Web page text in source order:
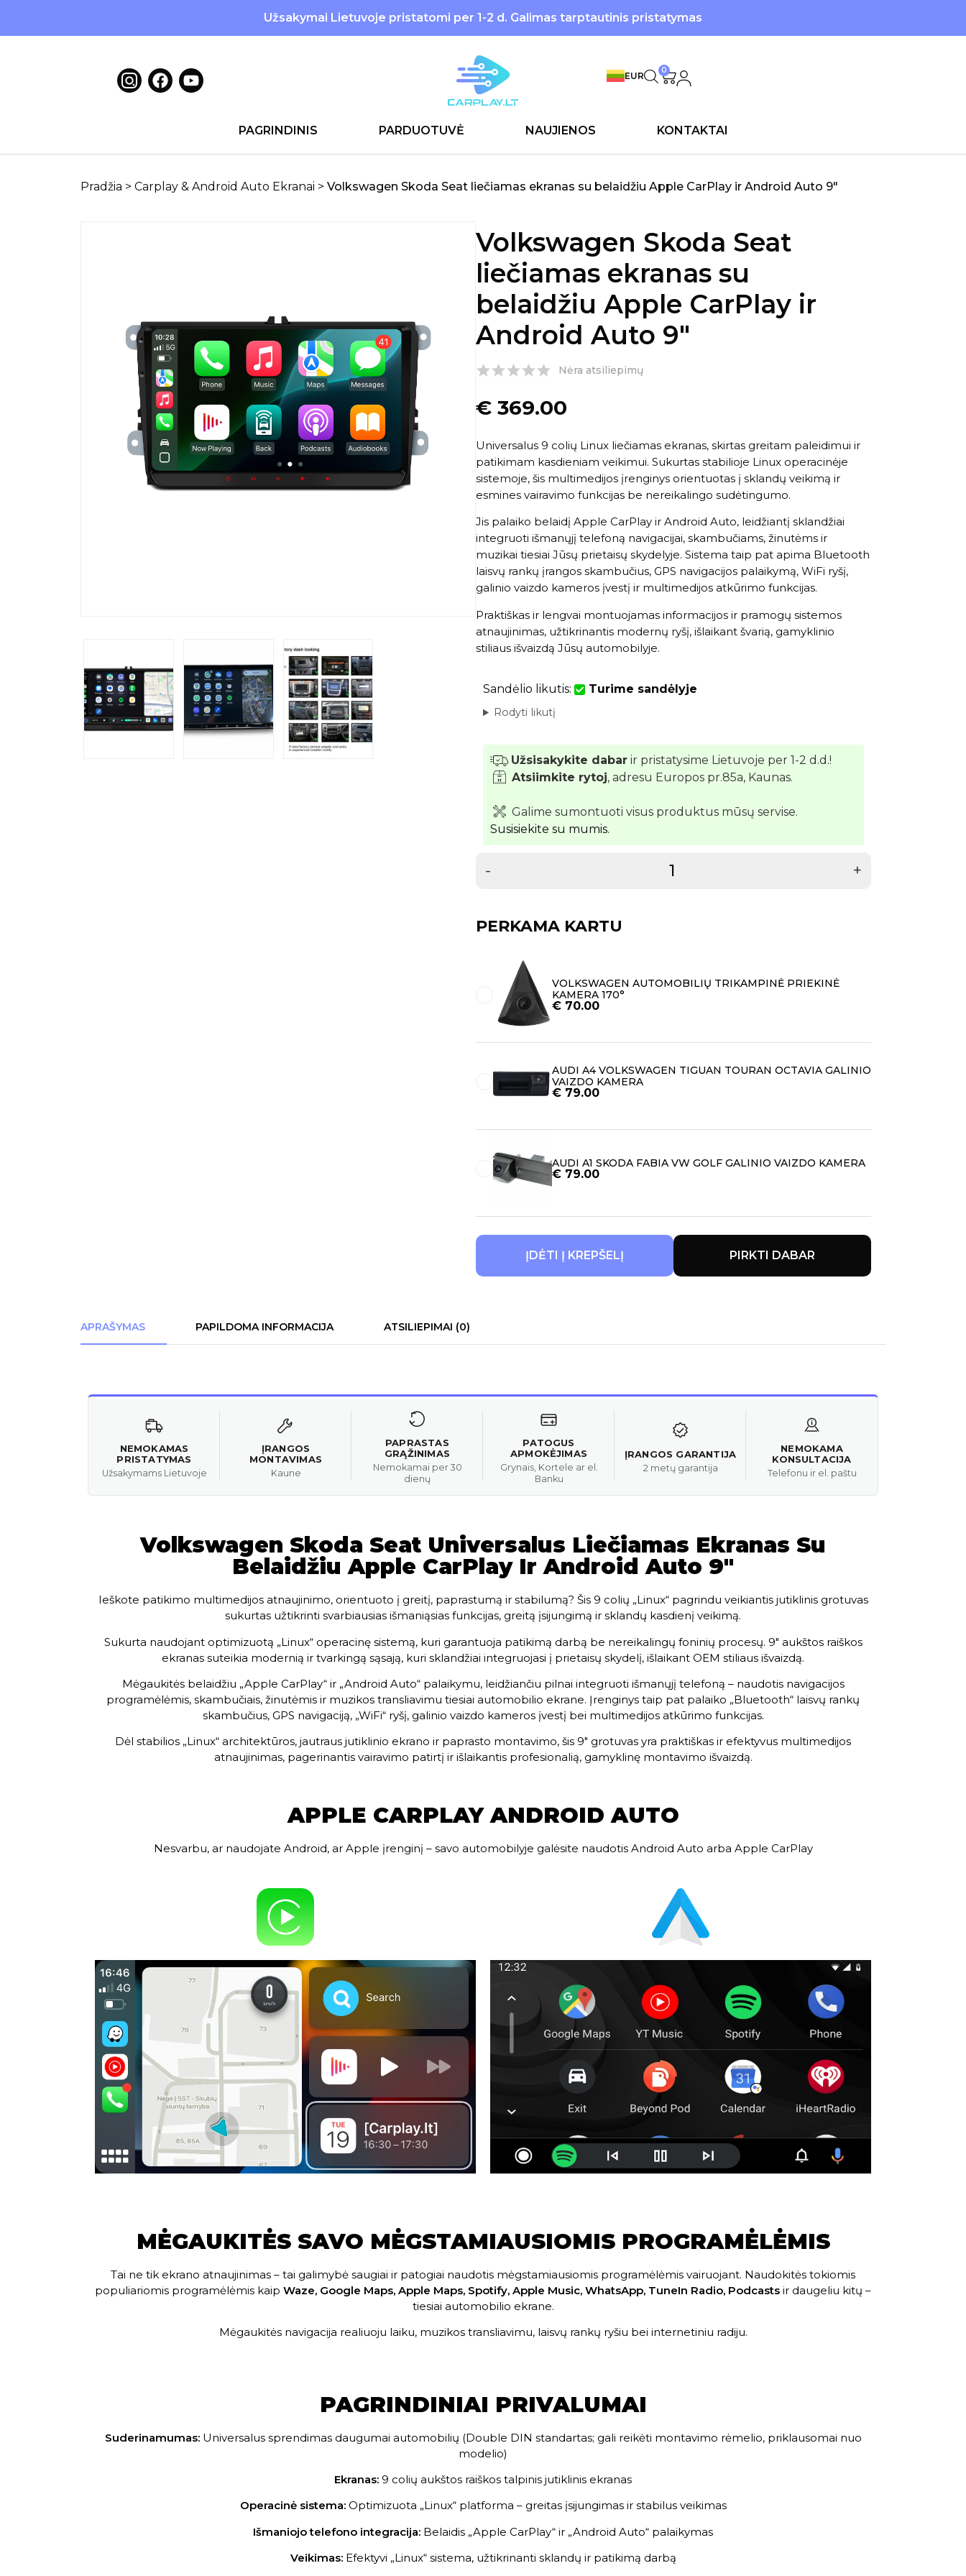
Užsakymai Lietuvoje pristatomi per 1-2 d. Galimas tarptautinis pristatymas
EUR
0
PAGRINDINIS PARDUOTUVĖ NAUJIENOS KONTAKTAI
Pradžia > Carplay & Android Auto Ekranai > Volkswagen Skoda Seat liečiamas ekranas su belaidžiu Apple CarPlay ir Android Auto 9″
Volkswagen Skoda Seat
liečiamas ekranas su
belaidžiu Apple CarPlay ir
Android Auto 9″
Nėra atsiliepimų
€ 369.00
Universalus 9 colių Linux liečiamas ekranas, skirtas greitam paleidimui ir
patikimam kasdieniam veikimui. Sukurtas stabilioje Linux operacinėje
sistemoje, šis multimedijos įrenginys orientuotas į sklandų veikimą ir
esmines vairavimo funkcijas be nereikalingo sudėtingumo.
Jis palaiko belaidį Apple CarPlay ir Android Auto, leidžiantį sklandžiai
integruoti išmanųjį telefoną navigacijai, skambučiams, žinutėms ir
muzikai tiesiai Jūsų prietaisų skydelyje. Sistema taip pat apima Bluetooth
laisvų rankų įrangos skambučius, GPS navigacijos palaikymą, WiFi ryšį,
galinio vaizdo kameros įvestį ir multimedijos atkūrimo funkcijas.
Praktiškas ir lengvai montuojamas informacijos ir pramogų sistemos
atnaujinimas, užtikrinantis modernų ryšį, išlaikant švarią, gamyklinio
stiliaus išvaizdą Jūsų automobilyje.
Sandėlio likutis: Turime sandėlyje
Rodyti likutį
Užsisakykite dabar ir pristatysime Lietuvoje per 1-2 d.d.!
Atsiimkite rytoj, adresu Europos pr.85a, Kaunas.
Galime sumontuoti visus produktus mūsų servise.
Susisiekite su mumis.
- +
PERKAMA KARTU
VOLKSWAGEN AUTOMOBILIŲ TRIKAMPINĖ PRIEKINĖ
KAMERA 170°
€ 70.00
AUDI A4 VOLKSWAGEN TIGUAN TOURAN OCTAVIA GALINIO
VAIZDO KAMERA
€ 79.00
AUDI A1 SKODA FABIA VW GOLF GALINIO VAIZDO KAMERA
€ 79.00
ĮDĖTI Į KREPŠELĮ PIRKTI DABAR
APRAŠYMAS PAPILDOMA INFORMACIJA ATSILIEPIMAI (0)
NEMOKAMAS
PRISTATYMAS
Užsakymams Lietuvoje
ĮRANGOS
MONTAVIMAS
Kaune
PAPRASTAS
GRĄŽINIMAS
Nemokamai per 30
dienų
PATOGUS
APMOKĖJIMAS
Grynais, Kortele ar el.
Banku
ĮRANGOS GARANTIJA
2 metų garantija
NEMOKAMA
KONSULTACIJA
Telefonu ir el. paštu
Volkswagen Skoda Seat Universalus Liečiamas Ekranas Su
Belaidžiu Apple CarPlay Ir Android Auto 9″
Ieškote patikimo multimedijos atnaujinimo, orientuoto į greitį, paprastumą ir stabilumą? Šis 9 colių „Linux“ pagrindu veikiantis jutiklinis grotuvas
sukurtas užtikrinti svarbiausias išmaniąsias funkcijas, greitą įsijungimą ir sklandų kasdienį veikimą.
Sukurta naudojant optimizuotą „Linux“ operacinę sistemą, kuri garantuoja patikimą darbą be nereikalingų foninių procesų. 9″ aukštos raiškos
ekranas suteikia modernią ir tvarkingą sąsają, kuri sklandžiai integruojasi į prietaisų skydelį, išlaikant OEM stiliaus išvaizdą.
Mėgaukitės belaidžiu „Apple CarPlay“ ir „Android Auto“ palaikymu, leidžiančiu pilnai integruoti išmanųjį telefoną – naudotis navigacijos
programėlėmis, skambučiais, žinutėmis ir muzikos transliavimu tiesiai automobilio ekrane. Įrenginys taip pat palaiko „Bluetooth“ laisvų rankų
skambučius, GPS navigaciją, „WiFi“ ryšį, galinio vaizdo kameros įvestį bei multimedijos atkūrimo funkcijas.
Dėl stabilios „Linux“ architektūros, jautraus jutiklinio ekrano ir paprasto montavimo, šis 9″ grotuvas yra praktiškas ir efektyvus multimedijos
atnaujinimas, pagerinantis vairavimo patirtį ir išlaikantis profesionalią, gamyklinę montavimo išvaizdą.
APPLE CARPLAY ANDROID AUTO
Nesvarbu, ar naudojate Android, ar Apple įrenginį – savo automobilyje galėsite naudotis Android Auto arba Apple CarPlay
MĖGAUKITĖS SAVO MĖGSTAMIAUSIOMIS PROGRAMĖLĖMIS
Tai ne tik ekrano atnaujinimas – tai galimybė saugiai ir patogiai naudotis mėgstamiausiomis programėlėmis vairuojant. Naudokitės tokiomis
populiariomis programėlėmis kaip Waze, Google Maps, Apple Maps, Spotify, Apple Music, WhatsApp, TuneIn Radio, Podcasts ir daugeliu kitų –
tiesiai automobilio ekrane.
Mėgaukitės navigacija realiuoju laiku, muzikos transliavimu, laisvų rankų ryšiu bei internetiniu radiju.
PAGRINDINIAI PRIVALUMAI
Suderinamumas:Universalus sprendimas daugumai automobilių (Double DIN standartas; gali reikėti montavimo rėmelio, priklausomai nuo
modelio)
Ekranas: 9 colių aukštos raiškos talpinis jutiklinis ekranas
Operacinė sistema:Optimizuota „Linux“ platforma – greitas įsijungimas ir stabilus veikimas
Išmaniojo telefono integracija: Belaidis „Apple CarPlay“ ir „Android Auto“ palaikymas
Veikimas:Efektyvi „Linux“ sistema, užtikrinanti sklandų ir patikimą darbą